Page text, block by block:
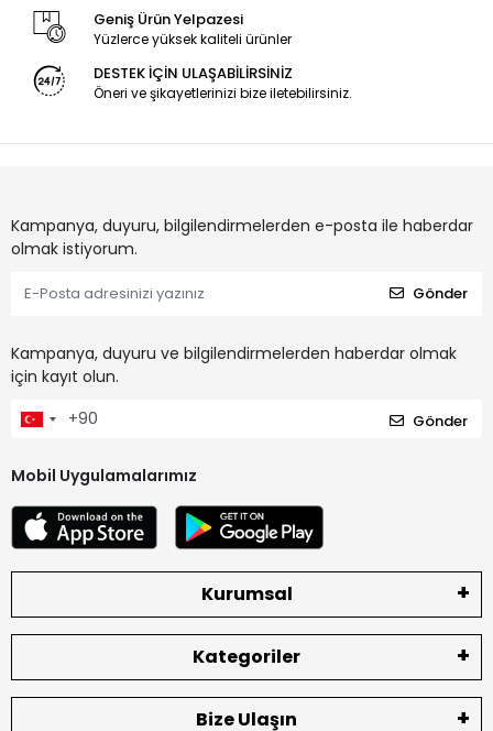
Geniş Ürün Yelpazesi
Yüzlerce yüksek kaliteli ürünler
DESTEK İÇİN ULAŞABİLİRSİNİZ
Öneri ve şikayetlerinizi bize iletebilirsiniz.
Kampanya, duyuru, bilgilendirmelerden e-posta ile haberdar
olmak istiyorum.
Gönder
Kampanya, duyuru ve bilgilendirmelerden haberdar olmak
için kayıt olun.
Gönder
Mobil Uygulamalarımız
Kurumsal
Kategoriler
Bize Ulaşın